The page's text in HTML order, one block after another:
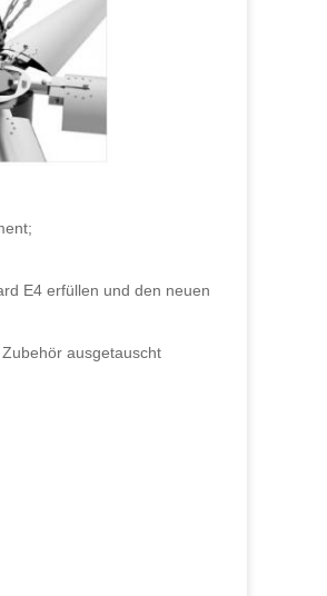
E4 erfüllen und den neuen
ausgetauscht